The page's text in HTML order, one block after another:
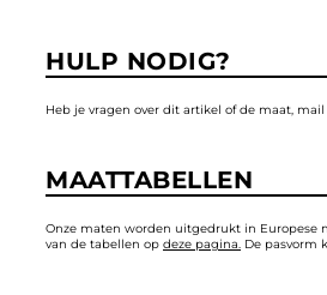
HULP NODIG?
Heb je vragen over dit artikel of de maat,
MAATTABELLEN
Onze maten worden uitgedrukt in
van de tabellen op deze pagina. De pasvorm